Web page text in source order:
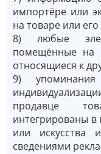
импортёре или
на товаре или его
8) любые
помещённые на
относящиеся к
9)
продавце
интегрированы в
или
сведениями